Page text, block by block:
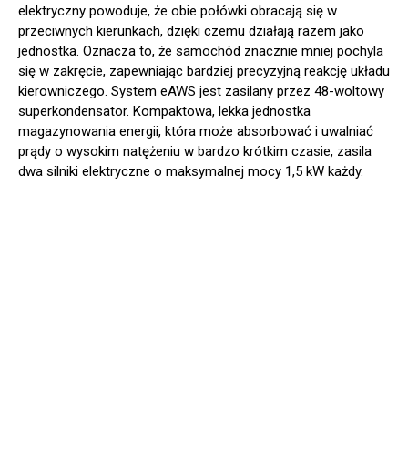
elektryczny powoduje, że obie połówki obracają się w
przeciwnych kierunkach, dzięki czemu działają razem jako
jednostka. Oznacza to, że samochód znacznie mniej pochyla
się w zakręcie, zapewniając bardziej precyzyjną reakcję układu
kierowniczego. System eAWS jest zasilany przez 48-woltowy
superkondensator. Kompaktowa, lekka jednostka
magazynowania energii, która może absorbować i uwalniać
prądy o wysokim natężeniu w bardzo krótkim czasie, zasila
dwa silniki elektryczne o maksymalnej mocy 1,5 kW każdy.